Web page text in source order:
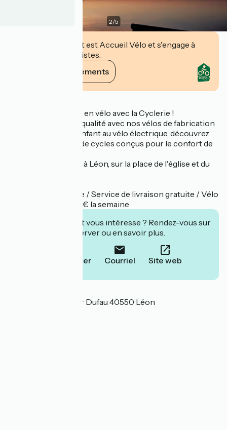
2/5
Cet établissement est Accueil Vélo et s'engage à
accueillir des cyclistes.
Voir ses engagements
Explorez les Landes en vélo avec la Cyclerie !
Faites le choix de la qualité avec nos vélos de fabrication
française. Du VTT enfant au vélo électrique, découvrez
notre large gamme de cycles conçus pour le confort de
Retrouvez nous vite à Léon, sur la place de l'église et du
Réservation en ligne / Service de livraison gratuite / Vélo
avec vitesses dès 45€ la semaine
Cet établissement vous intéresse ? Rendez-vous sur
leur site pour réserver ou en savoir plus.
Téléphoner Courriel Site web
27 Place du Docteur Dufau 40550 Léon